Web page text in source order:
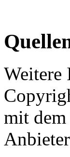
Weitere
mit